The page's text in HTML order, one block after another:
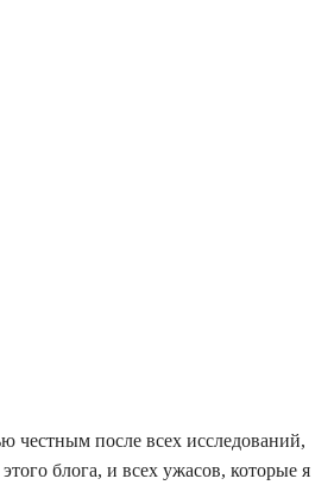
честным после всех исследований,
блога, и всех ужасов, которые я